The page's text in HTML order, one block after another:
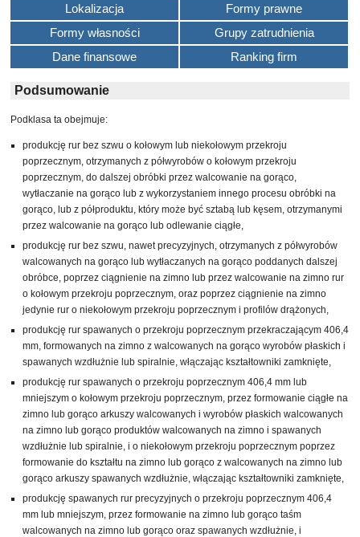
Lokalizacja
Formy prawne
Formy własności
Grupy zatrudnienia
Dane finansowe
Ranking firm
Podsumowanie
Podklasa ta obejmuje:
produkcję rur bez szwu o kołowym lub niekołowym przekroju
poprzecznym, otrzymanych z półwyrobów o kołowym przekroju
poprzecznym, do dalszej obróbki przez walcowanie na gorąco,
wytłaczanie na gorąco lub z wykorzystaniem innego procesu obróbki na
gorąco, lub z półproduktu, który może być sztabą lub kęsem, otrzymanymi
przez walcowanie na gorąco lub odlewanie ciągłe,
produkcję rur bez szwu, nawet precyzyjnych, otrzymanych z półwyrobów
walcowanych na gorąco lub wytłaczanych na gorąco poddanych dalszej
obróbce, poprzez ciągnienie na zimno lub przez walcowanie na zimno rur
o kołowym przekroju poprzecznym, oraz poprzez ciągnienie na zimno
jedynie rur o niekołowym przekroju poprzecznym i profilów drążonych,
produkcję rur spawanych o przekroju poprzecznym przekraczającym 406,4
mm, formowanych na zimno z walcowanych na gorąco wyrobów płaskich i
spawanych wzdłużnie lub spiralnie, włączając kształtowniki zamknięte,
produkcję rur spawanych o przekroju poprzecznym 406,4 mm lub
mniejszym o kołowym przekroju poprzecznym, przez formowanie ciągłe na
zimno lub gorąco arkuszy walcowanych i wyrobów płaskich walcowanych
na zimno lub gorąco produktów walcowanych na zimno i spawanych
wzdłużnie lub spiralnie, i o niekołowym przekroju poprzecznym poprzez
formowanie do kształtu na zimno lub gorąco z walcowanych na zimno lub
gorąco arkuszy spawanych wzdłużnie, włączając kształtowniki zamknięte,
produkcję spawanych rur precyzyjnych o przekroju poprzecznym 406,4
mm lub mniejszym, przez formowanie na zimno lub gorąco taśm
walcowanych na zimno lub gorąco oraz spawanych wzdłużnie, i